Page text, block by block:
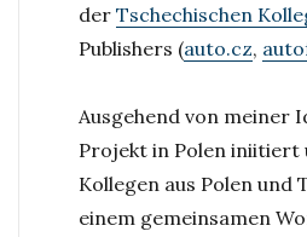
der Tschechischen
Publishers (auto.cz,
Ausgehend von meiner
Projekt in Polen iniitiert
Kollegen aus Polen und
einem gemeinsamen